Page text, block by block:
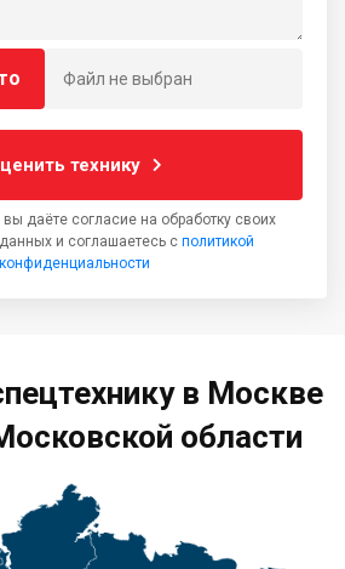
Файл не выбран
технику
даёте согласие на обработку своих
и соглашаетесь с политикой
конфиденциальности
в Москве
области